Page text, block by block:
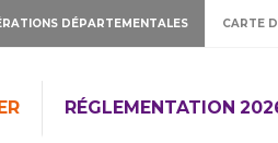
DÉPARTEMENTALES CARTE
RÉGLEMENTATION